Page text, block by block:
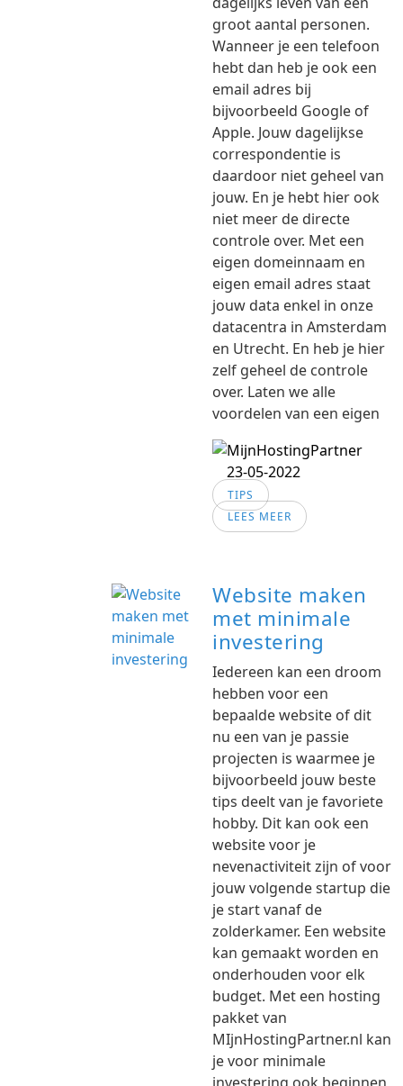
groot aantal personen.
Wanneer je een telefoon
hebt dan heb je ook een
email adres bij
bijvoorbeeld Google of
Apple. Jouw dagelijkse
correspondentie is
daardoor niet geheel van
jouw. En je hebt hier ook
niet meer de directe
controle over. Met een
eigen domeinnaam en
eigen email adres staat
jouw data enkel in onze
datacentra in Amsterdam
en Utrecht. En heb je hier
zelf geheel de controle
over. Laten we alle
voordelen van een eigen
23-05-2022
TIPS
LEES MEER
Website maken
met minimale
investering
Iedereen kan een droom
hebben voor een
bepaalde website of dit
nu een van je passie
projecten is waarmee je
bijvoorbeeld jouw beste
tips deelt van je favoriete
hobby. Dit kan ook een
website voor je
nevenactiviteit zijn of voor
jouw volgende startup die
je start vanaf de
zolderkamer. Een website
kan gemaakt worden en
onderhouden voor elk
budget. Met een hosting
pakket van
MIjnHostingPartner.nl kan
je voor minimale